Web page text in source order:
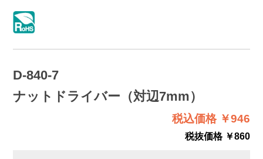
D-840-7
ナットドライバー（対辺7mm）
税込価格 ￥946
税抜価格 ￥860